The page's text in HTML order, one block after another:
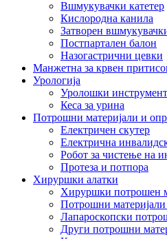
Вшмукувачки катетер
Кислородна канила
Затворен
Постпартален балон
Назогастрични цевки
Манжетна за крвен
Урологија
Уролошки инструмент
Кеса за урина
Потрошни материјали и
Електричен скутер
Електрична
Робот за чистење на
Протеза и потпора
Хируршки алатки
Хируршки потрошен
Потрошни
Лапароскопски
Други потрошни